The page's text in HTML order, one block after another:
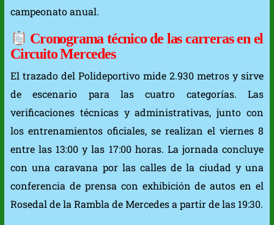
campeonato anual.
Cronograma técnico de las carreras en el
Circuito Mercedes
El trazado del Polideportivo mide 2.930 metros y sirve
de escenario para las cuatro categorías. Las
verificaciones técnicas y administrativas, junto con
los entrenamientos oficiales, se realizan el viernes 8
entre las 13:00 y las 17:00 horas. La jornada concluye
con una caravana por las calles de la ciudad y una
conferencia de prensa con exhibición de autos en el
Rosedal de la Rambla de Mercedes a partir de las 19:30.